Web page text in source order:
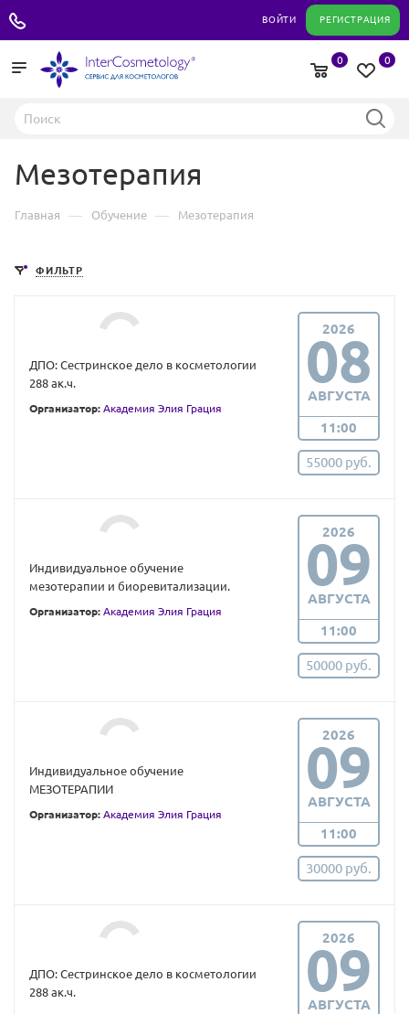
ВОЙТИ РЕГИСТРАЦИЯ
0
0
Мезотерапия
Главная — Обучение — Мезотерапия
ФИЛЬТР
ДПО: Сестринское дело в косметологии
288 ак.ч.
Организатор: Академия Элия Грация
2026
08
АВГУСТА
11:00
55000 руб.
Индивидуальное обучение
мезотерапии и биоревитализации.
Организатор: Академия Элия Грация
2026
09
АВГУСТА
11:00
50000 руб.
Индивидуальное обучение
МЕЗОТЕРАПИИ
Организатор: Академия Элия Грация
2026
09
АВГУСТА
11:00
30000 руб.
ДПО: Сестринское дело в косметологии
288 ак.ч.
2026
09
АВГУСТА